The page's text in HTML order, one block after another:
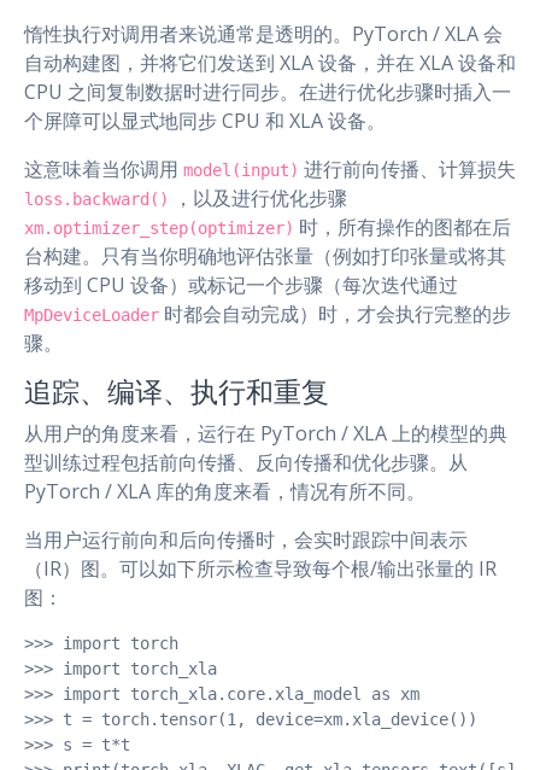
惰性执行对调用者来说通常是透明的。PyTorch / XLA 会
自动构建图，并将它们发送到 XLA 设备，并在 XLA 设备和
CPU 之间复制数据时进行同步。在进行优化步骤时插入一
个屏障可以显式地同步 CPU 和 XLA 设备。
这意味着当你调用 model(input) 进行前向传播、计算损失
loss.backward() ，以及进行优化步骤
xm.optimizer_step(optimizer) 时，所有操作的图都在后
台构建。只有当你明确地评估张量（例如打印张量或将其
移动到 CPU 设备）或标记一个步骤（每次迭代通过
MpDeviceLoader 时都会自动完成）时，才会执行完整的步
骤。
追踪、编译、执行和重复
从用户的角度来看，运行在 PyTorch / XLA 上的模型的典
型训练过程包括前向传播、反向传播和优化步骤。从
PyTorch / XLA 库的角度来看，情况有所不同。
当用户运行前向和后向传播时，会实时跟踪中间表示
（IR）图。可以如下所示检查导致每个根/输出张量的 IR
图：
>>> import torch
>>> import torch_xla
>>> import torch_xla.core.xla_model as xm
>>> t = torch.tensor(1, device=xm.xla_device())
>>> s = t*t